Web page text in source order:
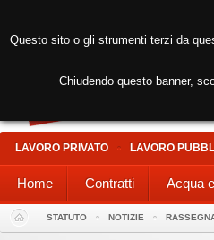
LAVORO PRIVATO LAVORO
Home Contratti Acqua
STATUTO NOTIZIE
Questo sito o gli strumenti terzi da
Chiudendo questo banner,